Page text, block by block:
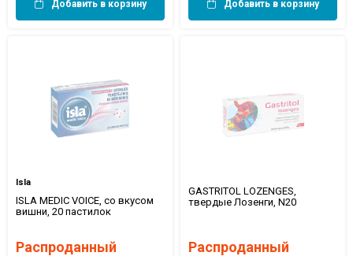
Добавить в корзину Добавить в корзину
Isla
ISLA MEDIC VOICE, со вкусом
вишни, 20 пастилок
Распроданный
GASTRITOL LOZENGES,
твердые Лозенги, N20
Распроданный